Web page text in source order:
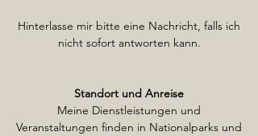
Hinterlasse mir bitte eine Nachricht, falls ich
nicht sofort antworten kann.
Standort und Anreise
Meine Dienstleistungen und
Veranstaltungen finden in Nationalparks und